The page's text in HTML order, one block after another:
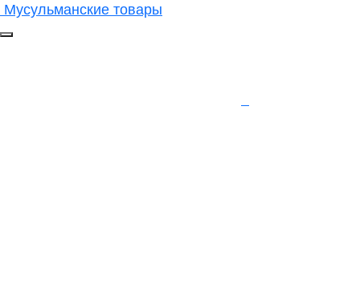
Мусульманские товары